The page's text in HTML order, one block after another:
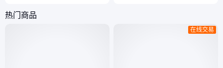
热门商品
在线交易